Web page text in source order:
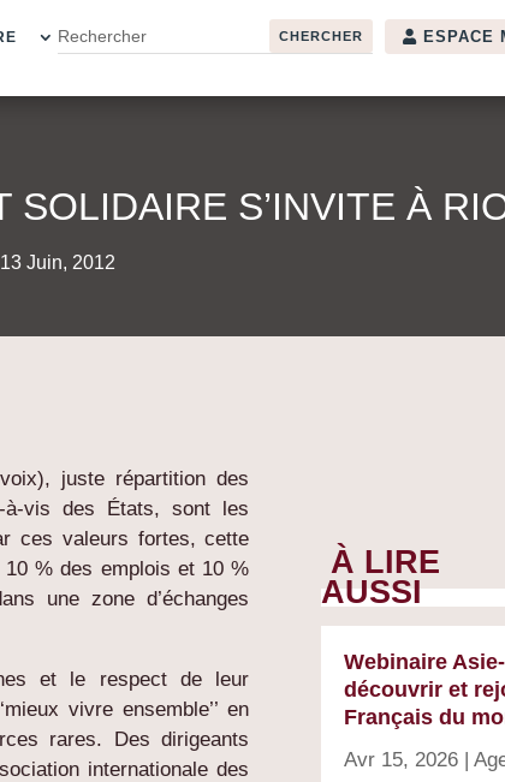
ESPACE
SOLIDAIRE S’INVITE À
13 Juin, 2012
juste répartition des
à-vis des États, sont les
ces valeurs fortes, cette
10 % des emplois et 10 %
une zone d’échanges
et le respect de leur
vivre ensemble’’ en
rares. Des dirigeants
internationale des
À LIRE
AUSSI
Webinaire
découvrir et
Français du
Avr 15, 2026|